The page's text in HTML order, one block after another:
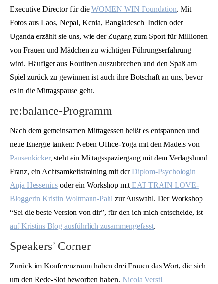
Executive Director für die WOMEN WIN Foundation. Mit
Fotos aus Laos, Nepal, Kenia, Bangladesch, Indien oder
Uganda erzählt sie uns, wie der Zugang zum Sport für Millionen
von Frauen und Mädchen zu wichtigen Führungserfahrung
wird. Häufiger aus Routinen auszubrechen und den Spaß am
Spiel zurück zu gewinnen ist auch ihre Botschaft an uns, bevor
es in die Mittagspause geht.
re:balance-Programm
Nach dem gemeinsamen Mittagessen heißt es entspannen und
neue Energie tanken: Neben Office-Yoga mit den Mädels von
Pausenkicker, steht ein Mittagsspaziergang mit dem Verlagshund
Franz, ein Achtsamkeitstraining mit derDiplom-Psychologin
Anja Hessenius oder ein Workshop mit EAT TRAIN LOVE-
Bloggerin Kristin Woltmann-Pahl zur Auswahl. Der Workshop
“Sei die beste Version von dir”, für den ich mich entscheide, ist
auf Kristins Blog ausführlich zusammengefasst.
Speakers’ Corner
Zurück im Konferenzraum haben drei Frauen das Wort, die sich
um den Rede-Slot beworben haben. Nicola Verstl,